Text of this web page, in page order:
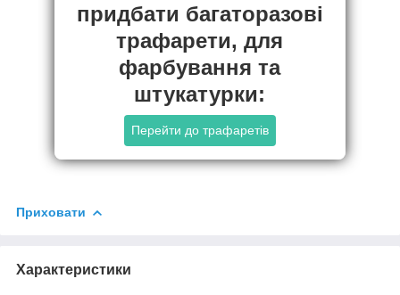
придбати багаторазові
трафарети, для
фарбування та
штукатурки:
Перейти до трафаретів
Приховати
Характеристики